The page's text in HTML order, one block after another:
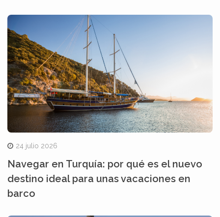
24 julio 2026
Navegar en Turquía: por qué es el nuevo
destino ideal para unas vacaciones en
barco